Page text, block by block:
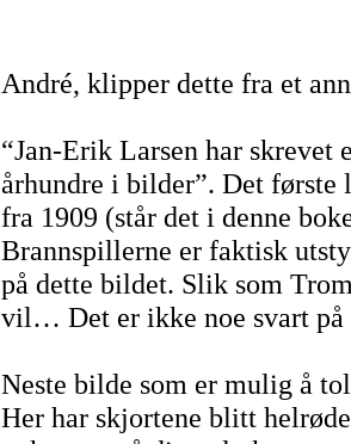
André, klipper dette fra et
“Jan-Erik Larsen har skrevet
århundre i bilder”. Det første
fra 1909 (står det i denne
Brannspillerne er faktisk
på dette bildet. Slik som
vil… Det er ikke noe svart på
Neste bilde som er mulig å
Her har skjortene blitt